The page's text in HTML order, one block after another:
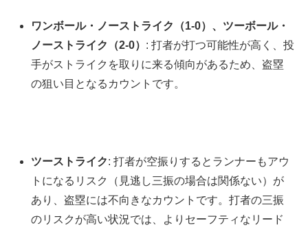
ワンボール・ノーストライク（1-0）、ツーボール・
ノーストライク（2-0） : 打者が打つ可能性が高く、投
手がストライクを取りに来る傾向があるため、盗塁
の狙い目となるカウントです。
ツーストライク: 打者が空振りするとランナーもアウ
トになるリスク（見逃し三振の場合は関係ない）が
あり、盗塁には不向きなカウントです。打者の三振
のリスクが高い状況では、よりセーフティなリード